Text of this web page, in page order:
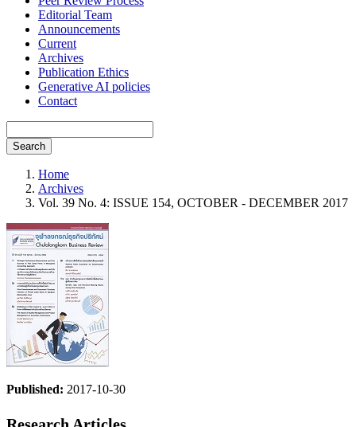
Editorial Team
Announcements
Current
Archives
Publication Ethics
Generative AI policies
Contact
Search
Home
Archives
Vol. 39 No. 4: ISSUE 154, OCTOBER - DECEMBER 2017
Published: 2017-10-30